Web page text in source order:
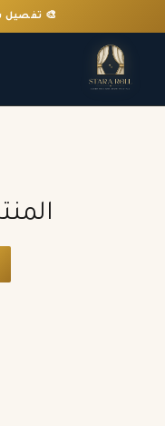
🎨 تفصيل